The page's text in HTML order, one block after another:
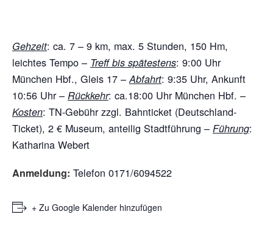
Gehzeit: ca. 7 – 9 km, max. 5 Stunden, 150 Hm,
leichtes Tempo – Treff bis spätestens: 9:00 Uhr
München Hbf., Gleis 17 –Abfahrt: 9:35 Uhr, Ankunft
10:56 Uhr – Rückkehr: ca.18:00 Uhr München Hbf. –
Kosten: TN-Gebühr zzgl. Bahnticket (Deutschland-
Ticket), 2 € Museum, anteilig Stadtführung – Führung:
Katharina Webert
Anmeldung: Telefon 0171/6094522
+ Zu Google Kalender hinzufügen